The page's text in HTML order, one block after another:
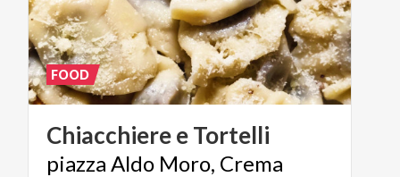
ChiacchiereeTortelli
piazza Aldo Moro, Crema
FOOD